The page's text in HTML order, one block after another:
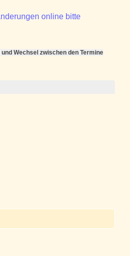
online bitte
Wechsel zwischen den Termine